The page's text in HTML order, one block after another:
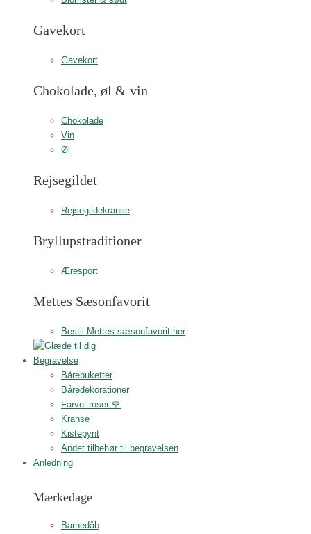
Gavekort
Gavekort
Chokolade, øl & vin
Chokolade
Vin
Øl
Rejsegildet
Rejsegildekranse
Bryllupstraditioner
Æresport
Mettes Sæsonfavorit
Bestil Mettes sæsonfavorit her
Begravelse
Bårebuketter
Båredekorationer
Farvel roser 🌹
Kranse
Kistepynt
Andet tilbehør til begravelsen
Anledning
Mærkedage
Barnedåb